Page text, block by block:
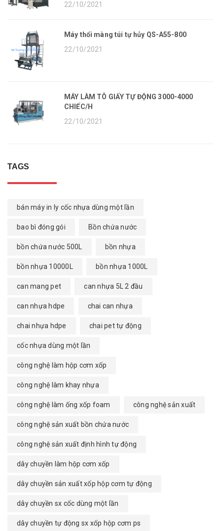
22/10/2021
Máy thổi màng túi tự hủy QS-A55-800
22/10/2021
MÁY LÀM TÔ GIẤY TỰ ĐỘNG 3000-4000
CHIẾC/H
22/10/2021
TAGS
bán máy in ly cốc nhựa dùng một lần
bao bì đóng gói Bồn chứa nước
bồn chứa nước 500L bồn nhựa
bồn nhựa 10000L bồn nhựa 1000L
can mang pet can nhựa 5L 2 đầu
can nhựa hdpe chai can nhựa
chai nhựa hdpe chai pet tự động
cốc nhựa dùng một lần
công nghệ làm hộp cơm xốp
công nghệ làm khay nhựa
công nghệ làm ống xốp foam công nghệ sản xuất
công nghệ sản xuất bồn chứa nước
công nghệ sản xuất định hình tự động
dây chuyền làm hộp cơm xốp
dây chuyền sản xuất xốp hộp cơm tự động
dây chuyền sx cốc dùng một lần
dây chuyền tự động sx xốp hộp cơm ps